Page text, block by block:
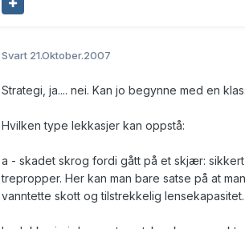
Svart 21.Oktober.2007
Strategi, ja.... nei. Kan jo begynne med en
Hvilken type lekkasjer kan oppstå:
a - skadet skrog fordi gått på et skjær:
trepropper. Her kan man bare satse på at
vanntette skott og tilstrekkelig